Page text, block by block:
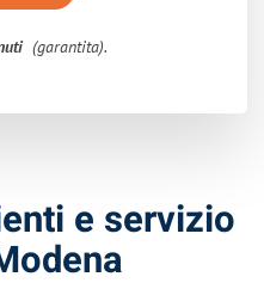
(garantita).
e servizio